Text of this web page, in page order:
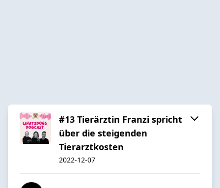
#13 Tierärztin Franzi spricht
über die steigenden
Tierarztkosten
2022-12-07